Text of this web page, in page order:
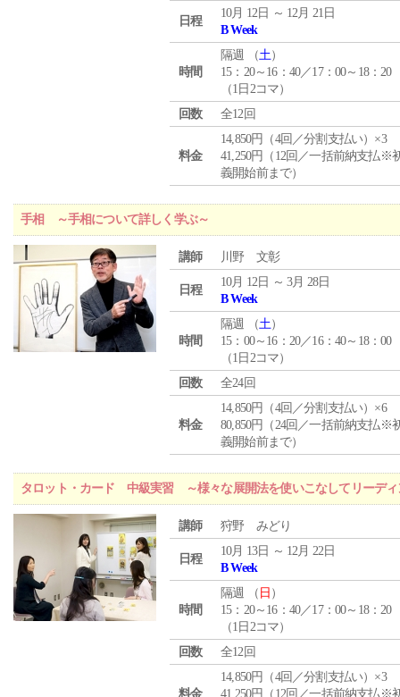
日程
10月 12日 ～ 12月 21日
B Week
時間
隔週 （土）
15：20～16：40／17：00～18：20
（1日2コマ）
回数
全12回
料金
14,850円（4回／分割支払い）×3
41,250円（12回／一括前納支払※
義開始前まで）
手相 ～手相について詳しく学ぶ～
講師 川野 文彰
日程
10月 12日 ～ 3月 28日
B Week
時間
隔週 （土）
15：00～16：20／16：40～18：00
（1日2コマ）
回数
全24回
料金
14,850円（4回／分割支払い）×6
80,850円（24回／一括前納支払※
義開始前まで）
タロット・カード 中級実習 ～様々な展開法を使いこなしてリーディ
講師 狩野 みどり
日程
10月 13日 ～ 12月 22日
B Week
時間
隔週 （ 日 ）
15：20～16：40／17：00～18：20
（1日2コマ）
回数
全12回
料金
14,850円（4回／分割支払い）×3
41,250円（12回／一括前納支払※